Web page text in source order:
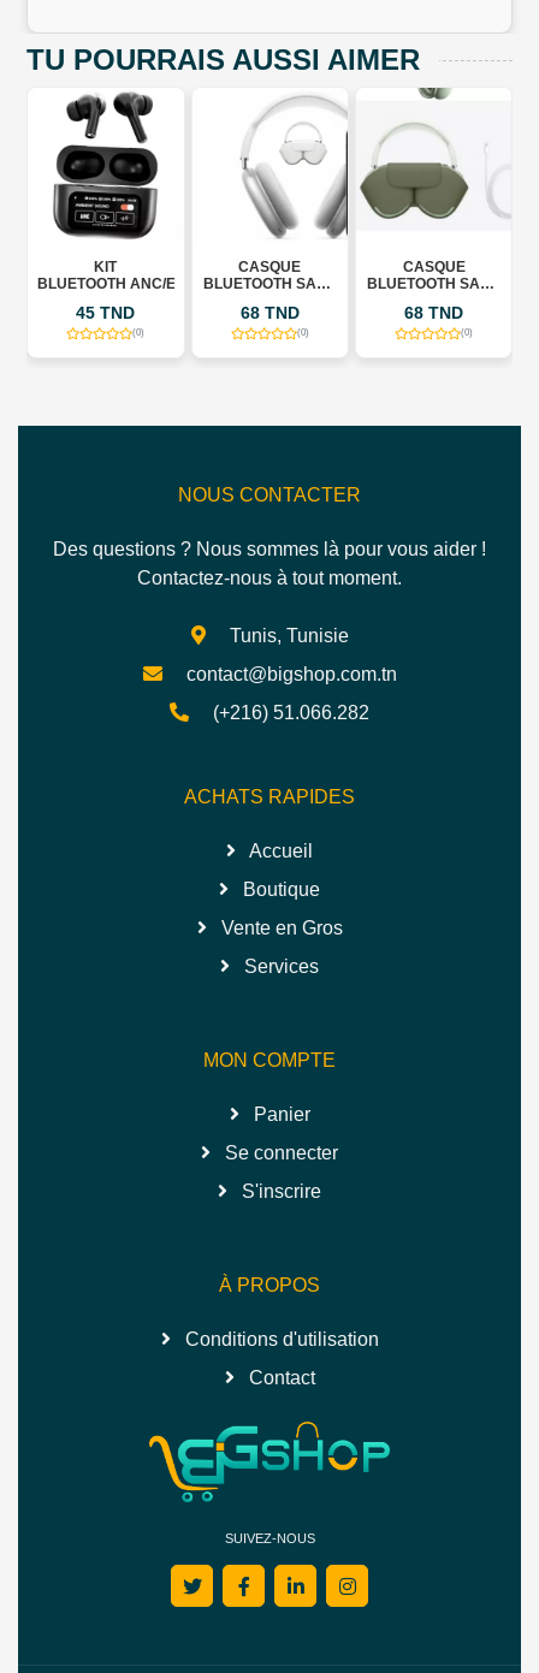
TU POURRAIS AUSSI AIMER
KIT
BLUETOOTH ANC/ENC
45 TND
(0)
CASQUE
BLUETOOTH SANS
POUR TÉLÉPHONE
PORTABLE –
68 TND
(0)
CASQUE
BLUETOOTH SANS
POUR TÉLÉPHONE
PORTABLE – VERT
68 TND
(0)
NOUS CONTACTER
Des questions ? Nous sommes là pour vous aider !
Contactez-nous à tout moment.
Tunis, Tunisie
contact@bigshop.com.tn
(+216) 51.066.282
ACHATS RAPIDES
Accueil
Boutique
Vente en Gros
Services
MON COMPTE
Panier
Se connecter
S'inscrire
À PROPOS
Conditions d'utilisation
Contact
SUIVEZ-NOUS